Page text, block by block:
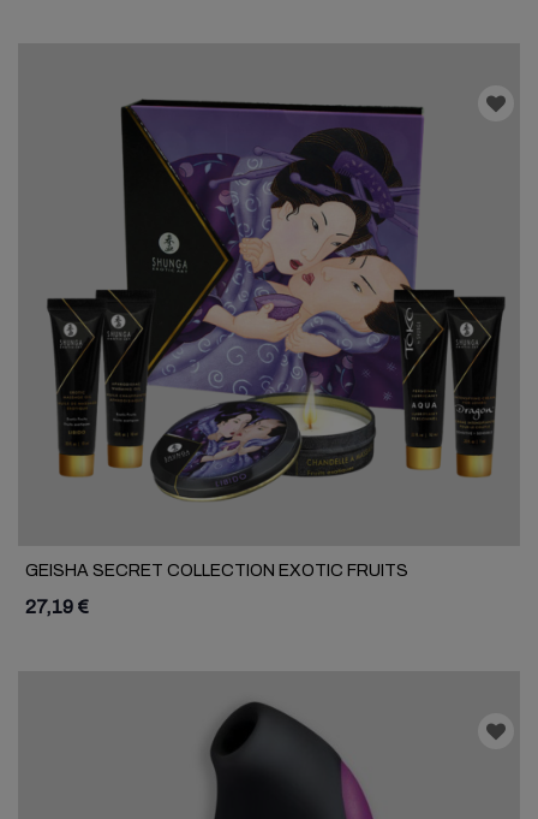
GEISHA SECRET COLLECTION EXOTIC FRUITS
27,19 €